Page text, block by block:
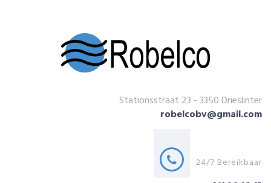
Stationsstraat 23 - 3350 Drieslinter
robelcobv@gmail.com
24/7 Bereikbaar